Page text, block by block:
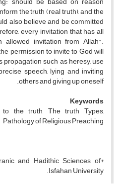
the truth (real truth), and the
also believe and be committed
every invitation that has all
invitation from Allah".
permission to invite to God will
such as heresy, use
speech, lying and inviting
others and giving up oneself.
Keywords
to the truth, The truth Types,
Pathology of Religious Preaching
and Hadithic Sciences of
Isfahan University.